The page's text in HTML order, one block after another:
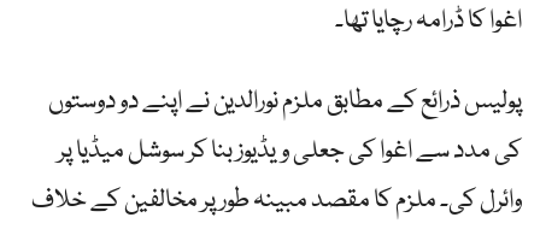
اغوا کا ڈرامہ رچایا تھا۔
پولیس ذرائع کے مطابق ملزم نورالدین نے اپنے دو دوستوں
کی مدد سے اغوا کی جعلی ویڈیوز بنا کر سوشل میڈیا پر
وائرل کی۔ ملزم کا مقصد مبینہ طور پر مخالفین کے خلاف